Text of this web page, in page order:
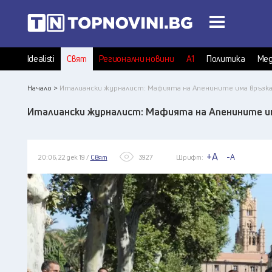
Idealisti Свят Регионални новини А1 Политика
Начало > Италиански журналист: Мафията на Апенините има
Италиански журналист: Мафията на Апенините
20:06, 22 дек 19 / Свят 3927 Шрифт: +A -A